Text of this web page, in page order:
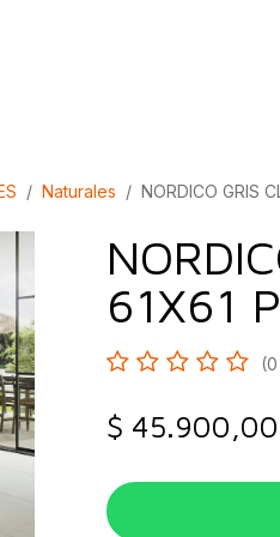
Naturales NORDICO GRIS
61X61
$ 45.900,00